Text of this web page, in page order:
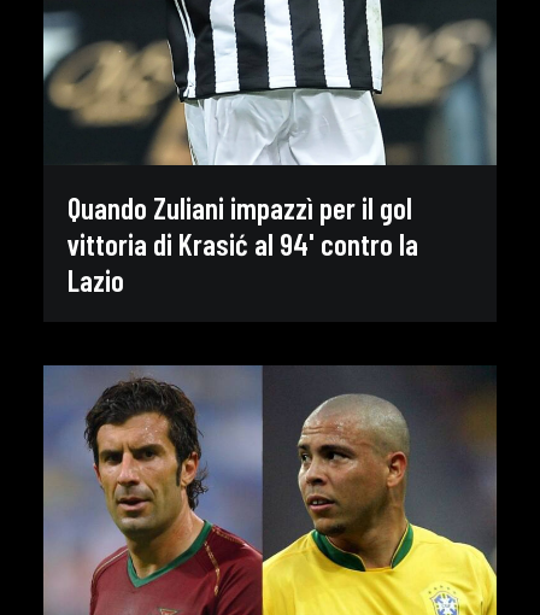
Quando Zuliani impazzì per il gol
vittoria di Krasić al 94' contro la
Lazio